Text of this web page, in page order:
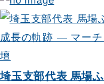
ン
埼玉支部代表 馬場